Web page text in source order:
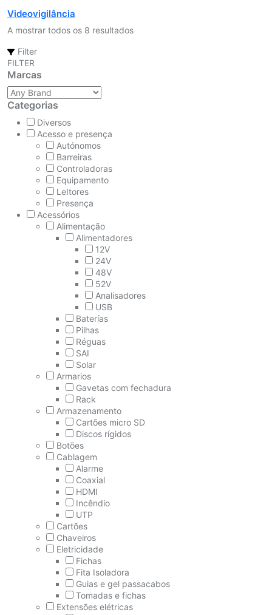
Videovigilância
A mostrar todos os 8 resultados
Filter
FILTER
Marcas
Categorias
Diversos
Acesso e presença
Autónomos
Barreiras
Controladoras
Equipamento
LeItores
Presença
Acessórios
Alimentação
Alimentadores
12V
24V
48V
52V
Analisadores
USB
Baterías
Pilhas
Réguas
SAI
Solar
Armarios
Gavetas com fechadura
Rack
Armazenamento
Cartões micro SD
Discos rígidos
Botões
Cablagem
Alarme
Coaxial
HDMI
Incêndio
UTP
Cartões
Chaveiros
Eletricidade
Fichas
Fita Isoladora
Guias e gel passacabos
Tomadas e fichas
Extensões elétricas